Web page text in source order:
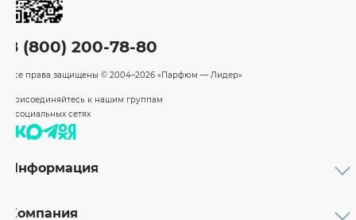
8 (800) 200-78-80
Все права защищены © 2004–2026 «Парфюм — Лидер»
Присоединяйтесь к нашим группам
в социальных сетях
Информация
Бренды
Компания